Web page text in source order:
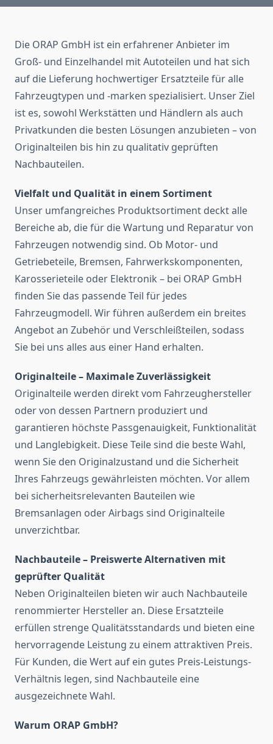
Die ORAP GmbH ist ein erfahrener Anbieter im
Groß- und Einzelhandel mit Autoteilen und hat sich
auf die Lieferung hochwertiger Ersatzteile für alle
Fahrzeugtypen und -marken spezialisiert. Unser Ziel
ist es, sowohl Werkstätten und Händlern als auch
Privatkunden die besten Lösungen anzubieten – von
Originalteilen bis hin zu qualitativ geprüften
Nachbauteilen.
Vielfalt und Qualität in einem Sortiment
Unser umfangreiches Produktsortiment deckt alle
Bereiche ab, die für die Wartung und Reparatur von
Fahrzeugen notwendig sind. Ob Motor- und
Getriebeteile, Bremsen, Fahrwerkskomponenten,
Karosserieteile oder Elektronik – bei ORAP GmbH
finden Sie das passende Teil für jedes
Fahrzeugmodell. Wir führen außerdem ein breites
Angebot an Zubehör und Verschleißteilen, sodass
Sie bei uns alles aus einer Hand erhalten.
Originalteile – Maximale Zuverlässigkeit
Originalteile werden direkt vom Fahrzeughersteller
oder von dessen Partnern produziert und
garantieren höchste Passgenauigkeit, Funktionalität
und Langlebigkeit. Diese Teile sind die beste Wahl,
wenn Sie den Originalzustand und die Sicherheit
Ihres Fahrzeugs gewährleisten möchten. Vor allem
bei sicherheitsrelevanten Bauteilen wie
Bremsanlagen oder Airbags sind Originalteile
unverzichtbar.
Nachbauteile – Preiswerte Alternativen mit
geprüfter Qualität
Neben Originalteilen bieten wir auch Nachbauteile
renommierter Hersteller an. Diese Ersatzteile
erfüllen strenge Qualitätsstandards und bieten eine
hervorragende Leistung zu einem attraktiven Preis.
Für Kunden, die Wert auf ein gutes Preis-Leistungs-
Verhältnis legen, sind Nachbauteile eine
ausgezeichnete Wahl.
Warum ORAP GmbH?